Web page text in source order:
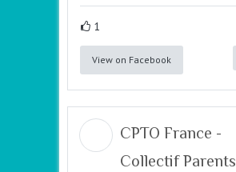
1
View on Facebook
CPTO France -
Collectif Parents